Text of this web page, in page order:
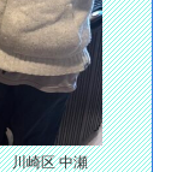
川崎区 中瀬